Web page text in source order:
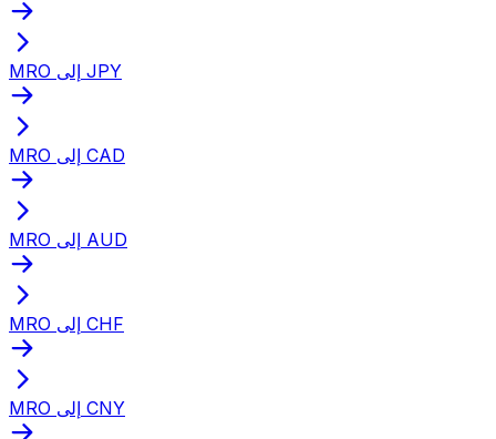
MRO إلى JPY
MRO إلى CAD
MRO إلى AUD
MRO إلى CHF
MRO إلى CNY